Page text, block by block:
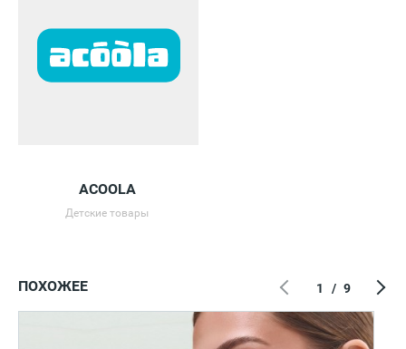
ACOOLA
Детские товары
ПОХОЖЕЕ 1 / 9